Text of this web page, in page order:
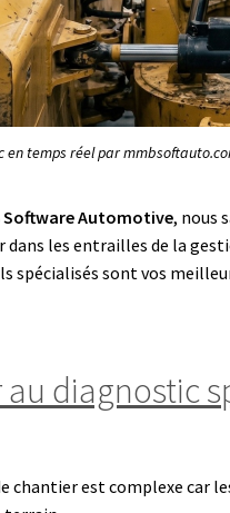
temps réel par
Software Automotive, nous
les entrailles de la
spécialisés sont vos
diagnostic
chantier est complexe